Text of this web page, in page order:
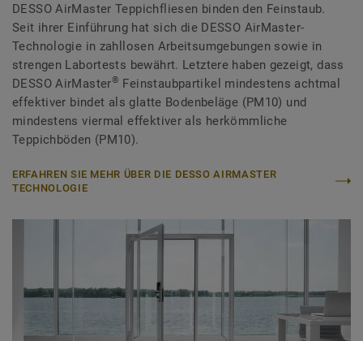
DESSO AirMaster Teppichfliesen binden den Feinstaub.
Seit ihrer Einführung hat sich die DESSO AirMaster-
Technologie in zahllosen Arbeitsumgebungen sowie in
strengen Labortests bewährt. Letztere haben gezeigt, dass
DESSO AirMaster® Feinstaubpartikel mindestens achtmal
effektiver bindet als glatte Bodenbeläge (PM10) und
mindestens viermal effektiver als herkömmliche
Teppichböden (PM10).
ERFAHREN SIE MEHR ÜBER DIE DESSO AIRMASTER
TECHNOLOGIE